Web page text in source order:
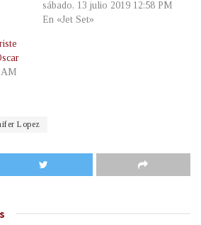
sábado, 13 julio 2019 12:58 PM
En «Jet Set»
AM
Lopez